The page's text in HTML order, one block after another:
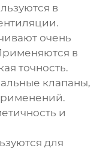
в
очень
в
точность.
клапаны,
и
для